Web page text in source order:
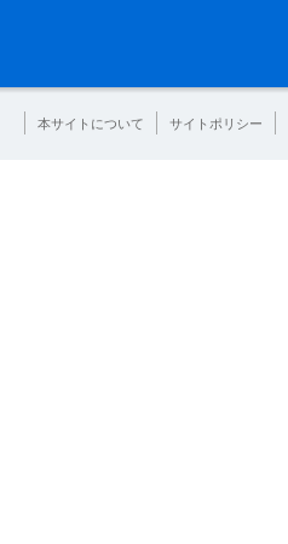
本サイトについて サイトポリシー